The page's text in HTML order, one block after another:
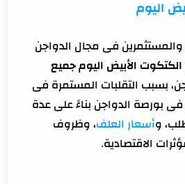
اليوم عمر يوم
الصيصان وتأثيرها على الأسعار
اليوم
والمستثمرين فى مجال الدواجن
الأبيض اليوم جميع
بسبب التقلبات المستمرة فى
فى بورصة الدواجن بناءً على عدة
وأسعار العلف، وظروف
الاقتصادية.